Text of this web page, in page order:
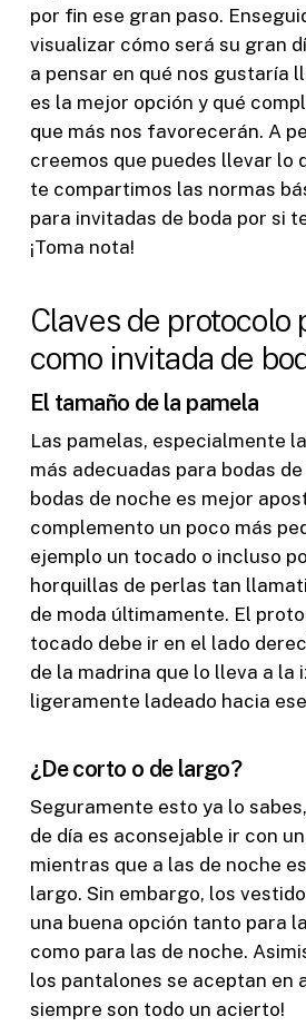
por fin ese gran paso.
visualizar cómo será su gran
a pensar en qué nos gustaría
es la mejor opción y qué
que más nos favorecerán. A
creemos que puedes llevar lo
te compartimos las normas
para invitadas de boda por si
¡Toma nota!
Claves de protocolo
como invitada de
El tamaño de la pamela
Las pamelas, especialmente
más adecuadas para bodas
bodas de noche es mejor
complemento un poco más
ejemplo un tocado o incluso
horquillas de perlas tan
de moda últimamente. El
tocado debe ir en el lado
de la madrina que lo lleva a la
ligeramente ladeado hacia
¿De corto o de largo?
Seguramente esto ya lo
de día es aconsejable ir con
mientras que a las de noche
largo. Sin embargo, los
una buena opción tanto para
como para las de noche.
los pantalones se aceptan en
siempre son todo un acierto!